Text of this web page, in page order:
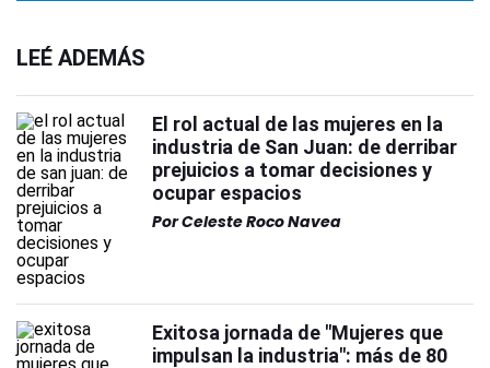
LEÉ ADEMÁS
El rol actual de las mujeres en la
industria de San Juan: de derribar
prejuicios a tomar decisiones y
ocupar espacios
PorCeleste Roco Navea
Exitosa jornada de "Mujeres que
impulsan la industria": más de 80